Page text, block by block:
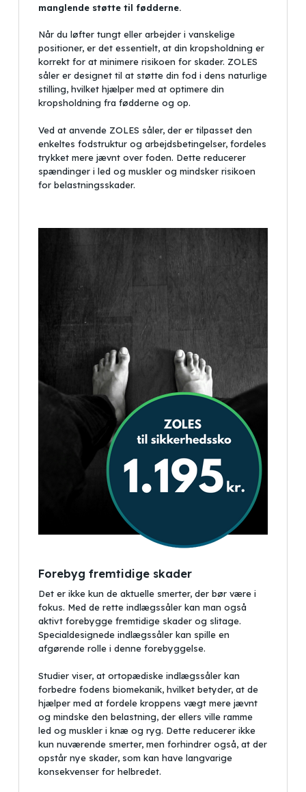
manglende støtte til fødderne.
Når du løfter tungt eller arbejder i vanskelige
positioner, er det essentielt, at din kropsholdning er
korrekt for at minimere risikoen for skader. ZOLES
såler er designet til at støtte din fod i dens naturlige
stilling, hvilket hjælper med at optimere din
kropsholdning fra fødderne og op.
Ved at anvende ZOLES såler, der er tilpasset den
enkeltes fodstruktur og arbejdsbetingelser, fordeles
trykket mere jævnt over foden. Dette reducerer
spændinger i led og muskler og mindsker risikoen
for belastningsskader.
Forebyg fremtidige skader
Det er ikke kun de aktuelle smerter, der bør være i
fokus. Med de rette indlægssåler kan man også
aktivt forebygge fremtidige skader og slitage.
Specialdesignede indlægssåler kan spille en
afgørende rolle i denne forebyggelse.
Studier viser, at ortopædiske indlægssåler kan
forbedre fodens biomekanik, hvilket betyder, at de
hjælper med at fordele kroppens vægt mere jævnt
og mindske den belastning, der ellers ville ramme
led og muskler i knæ og ryg. Dette reducerer ikke
kun nuværende smerter, men forhindrer også, at der
opstår nye skader, som kan have langvarige
konsekvenser for helbredet.